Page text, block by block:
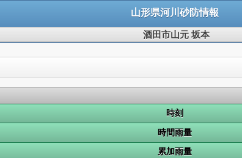
山形県河川砂防情報
酒田市山元 坂本
時刻
時間雨量
累加雨量